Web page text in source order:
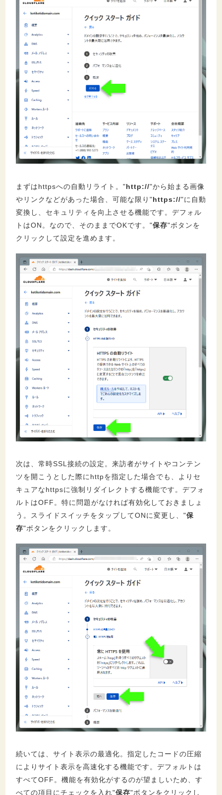
まずはhttpsへの自動リライト。"http://"から始まる画像
やリンクなどがあった場合、可能な限り"https://"に自動
変換し、セキュリティを向上させる機能です。デフォル
トはON。なので、そのままでOKです。"保存"ボタンを
クリックして設定を進めます。
次は、常時SSL接続の設定。来訪者がサイトやコンテン
ツを開こうとした際にhttpを指定した場合でも、よりセ
キュアなhttpsに強制リダイレクトする機能です。デフォ
ルトはOFF。特に問題がなければ有効化しておきましょ
う。スライドスイッチをタップしてONに変更し、"保
存"ボタンをクリックします。
続いては、サイト表示の最適化。指定したコードの圧縮
によりサイト表示を高速化する機能です。デフォルトは
すべてOFF。機能を有効化がするのが望ましいため、す
べての項目にチェックを入れ"保存"ボタンをクリックし